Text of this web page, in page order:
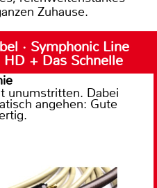
Zuhause.
· Symphonic Line
+ Das Schnelle
unumstritten. Dabei
angehen: Gute